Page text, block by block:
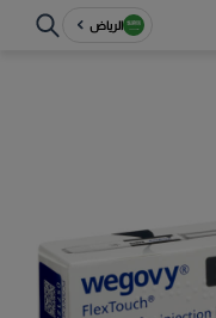
الرياض